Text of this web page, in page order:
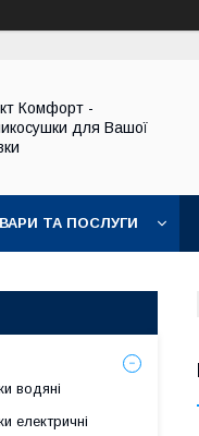
Комфорт -
для Вашої
ТА ПОСЛУГИ
водяні
електричні